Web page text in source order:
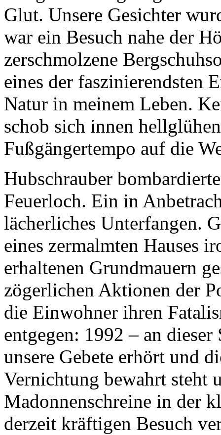
Glut. Unsere Gesichter
war ein Besuch nahe der
zerschmolzene
eines der faszinierendsten
Natur in meinem Leben.
schob sich innen
Fußgängertempo auf die
Hubschrauber
Feuerloch. Ein in
lächerliches Unterfangen.
eines zermalmten Hauses
erhaltenen Grundmauern
zögerlichen Aktionen der
die Einwohner ihren
entgegen: 1992 – an
unsere Gebete erhört und
Vernichtung bewahrt steht
Madonnenschreine in der
derzeit kräftigen Besuch